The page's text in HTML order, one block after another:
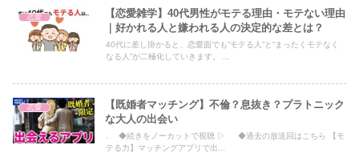
恋愛
【恋愛雑学】40代男性がモテる理由・モテない理由
｜好かれる人と嫌われる人の決定的な差とは？
40代に差し掛かると、恋愛面でも“モテる人”と“まったくモテなく
なる人”が二極化していきます。 ...
恋愛
【既婚者マッチング】不倫？息抜き？プラトニック
な大人の出会い
. ◆続きをノーカットで視聴 ▷ ◆過去の放送回はこちら 【モ
テる力】マッチングアプリで出...